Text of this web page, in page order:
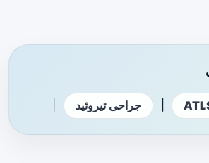
جراحی تیروئید